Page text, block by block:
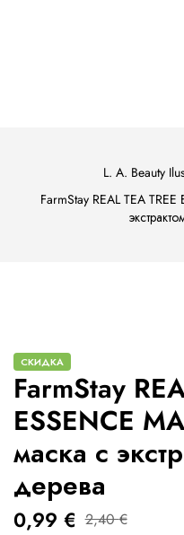
L. A. Beauty
FarmStay REAL TEA
СКИДКА
FarmStay
ESSENCE
маска с
дерева
2,40€
0,99 €